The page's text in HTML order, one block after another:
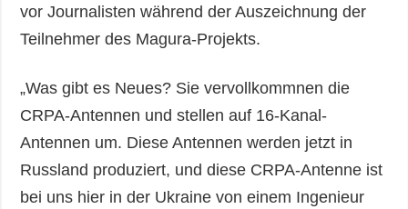
Interview
Fotos
Fotobank
vor Journalisten während der Auszeichnung der
Teilnehmer des Magura-Projekts.
„Was gibt es Neues? Sie vervollkommnen die
CRPA-Antennen und stellen auf 16-Kanal-
Antennen um. Diese Antennen werden jetzt in
Russland produziert, und diese CRPA-Antenne ist
bei uns hier in der Ukraine von einem Ingenieur